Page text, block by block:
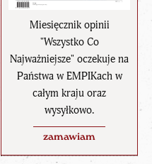
Miesięcznik opinii
"Wszystko Co
Najważniejsze" oczekuje na
Państwa w EMPIKach w
całym kraju oraz
wysyłkowo.
zamawiam